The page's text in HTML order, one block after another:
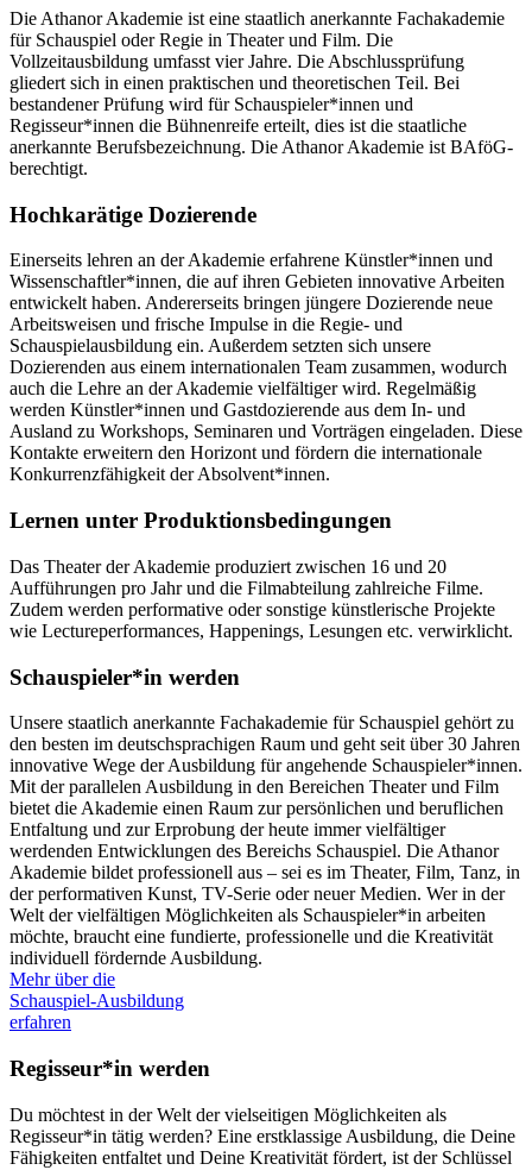
Die Athanor Akademie ist eine staatlich anerkannte Fachakademie
für Schauspiel oder Regie in Theater und Film. Die
Vollzeitausbildung umfasst vier Jahre. Die Abschlussprüfung
gliedert sich in einen praktischen und theoretischen Teil. Bei
bestandener Prüfung wird für Schauspieler*innen und
Regisseur*innen die Bühnenreife erteilt, dies ist die staatliche
anerkannte Berufsbezeichnung. Die Athanor Akademie ist BAföG-
berechtigt.
Hochkarätige Dozierende
Einerseits lehren an der Akademie erfahrene Künstler*innen und
Wissenschaftler*innen, die auf ihren Gebieten innovative Arbeiten
entwickelt haben. Andererseits bringen jüngere Dozierende neue
Arbeitsweisen und frische Impulse in die Regie- und
Schauspielausbildung ein. Außerdem setzten sich unsere
Dozierenden aus einem internationalen Team zusammen, wodurch
auch die Lehre an der Akademie vielfältiger wird. Regelmäßig
werden Künstler*innen und Gastdozierende aus dem In- und
Ausland zu Workshops, Seminaren und Vorträgen eingeladen. Diese
Kontakte erweitern den Horizont und fördern die internationale
Konkurrenzfähigkeit der Absolvent*innen.
Lernen unter Produktionsbedingungen
Das Theater der Akademie produziert zwischen 16 und 20
Aufführungen pro Jahr und die Filmabteilung zahlreiche Filme.
Zudem werden performative oder sonstige künstlerische Projekte
wie Lectureperformances, Happenings, Lesungen etc. verwirklicht.
Schauspieler*in werden
Unsere staatlich anerkannte Fachakademie für Schauspiel gehört zu
den besten im deutschsprachigen Raum und geht seit über 30 Jahren
innovative Wege der Ausbildung für angehende Schauspieler*innen.
Mit der parallelen Ausbildung in den Bereichen Theater und Film
bietet die Akademie einen Raum zur persönlichen und beruflichen
Entfaltung und zur Erprobung der heute immer vielfältiger
werdenden Entwicklungen des Bereichs Schauspiel. Die Athanor
Akademie bildet professionell aus – sei es im Theater, Film, Tanz, in
der performativen Kunst, TV-Serie oder neuer Medien. Wer in der
Welt der vielfältigen Möglichkeiten als Schauspieler*in arbeiten
möchte, braucht eine fundierte, professionelle und die Kreativität
individuell fördernde Ausbildung.
Mehr über die
Schauspiel-Ausbildung
erfahren
Regisseur*in werden
Du möchtest in der Welt der vielseitigen Möglichkeiten als
Regisseur*in tätig werden? Eine erstklassige Ausbildung, die Deine
Fähigkeiten entfaltet und Deine Kreativität fördert, ist der Schlüssel